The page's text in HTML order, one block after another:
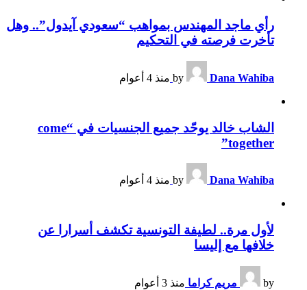
رأي ماجد المهندس بمواهب “سعودي آيدول”.. وهل
تأخرت فرصته في التحكيم
by Dana Wahiba منذ 4 أعوام
الشاب خالد يوحّد جميع الجنسيات في “come
together”
by Dana Wahiba منذ 4 أعوام
لأول مرة.. لطيفة التونسية تكشف أسرارا عن
خلافها مع إليسا
by مريم كراما منذ 3 أعوام